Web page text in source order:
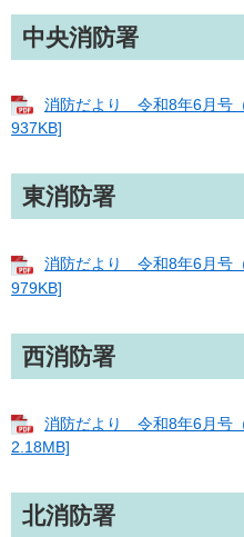
中央消防署
消防だより 令和8年6月号
937KB]
東消防署
消防だより 令和8年6月号
979KB]
西消防署
消防だより 令和8年6月号
2.18MB]
北消防署